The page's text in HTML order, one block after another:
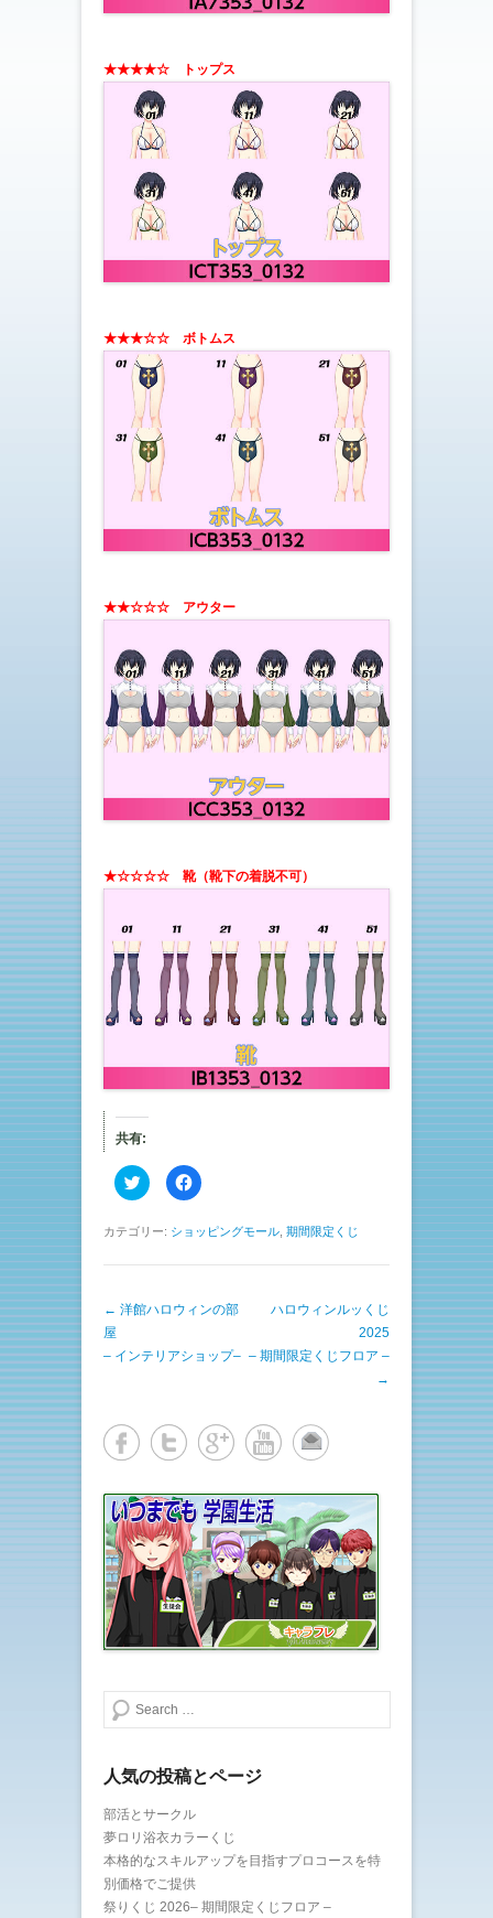
★★★★☆ トップス
★★★☆☆ ボトムス
★★☆☆☆ アウター
★☆☆☆☆ 靴（靴下の着脱不可）
共有:
ク
リ
し
w
t
で
共
い
ウ
ィ
ウ
で
開
き
ま
す
)
F
a
b
k
有
に
は
し
て
く
い
(
新
し
い
ウ
ィ
ン
ド
ウ
で
開
き
)
カテゴリー: ショッピングモール 期間限定くじ
投稿ナビゲーション
← 洋館ハロウィンの部
屋
– インテリアショップ–
ハロウィンルッくじ
2025
– 期間限定くじフロア –
→
検索する
人気の投稿とページ
部活とサークル
夢ロリ浴衣カラーくじ
本格的なスキルアップを目指すプロコースを特
別価格でご提供
祭りくじ 2026– 期間限定くじフロア –